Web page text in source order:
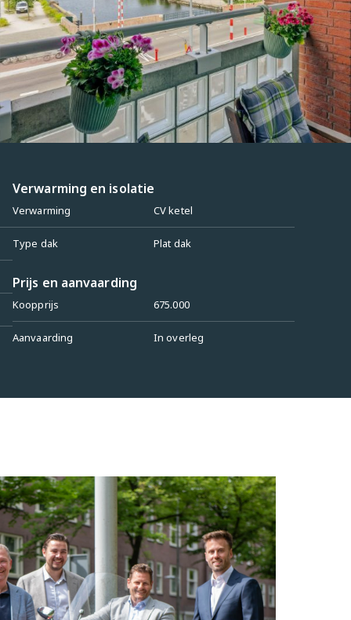
Verwarming en isolatie
Verwarming CV ketel
Type dak Plat dak
Prijs en aanvaarding
Koopprijs 675.000
Aanvaarding In overleg